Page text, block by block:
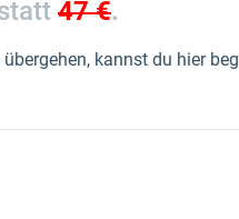
47 €.
kannst du hier